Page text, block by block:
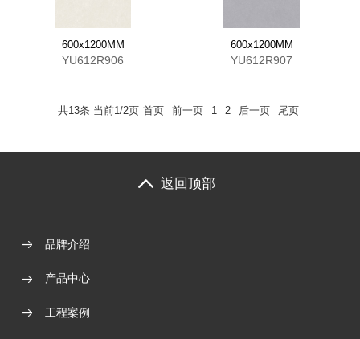
600x1200MM
YU612R906
600x1200MM
YU612R907
共13条 当前1/2页 首页 前一页 1 2 后一页 尾页
返回顶部
品牌介绍
产品中心
工程案例